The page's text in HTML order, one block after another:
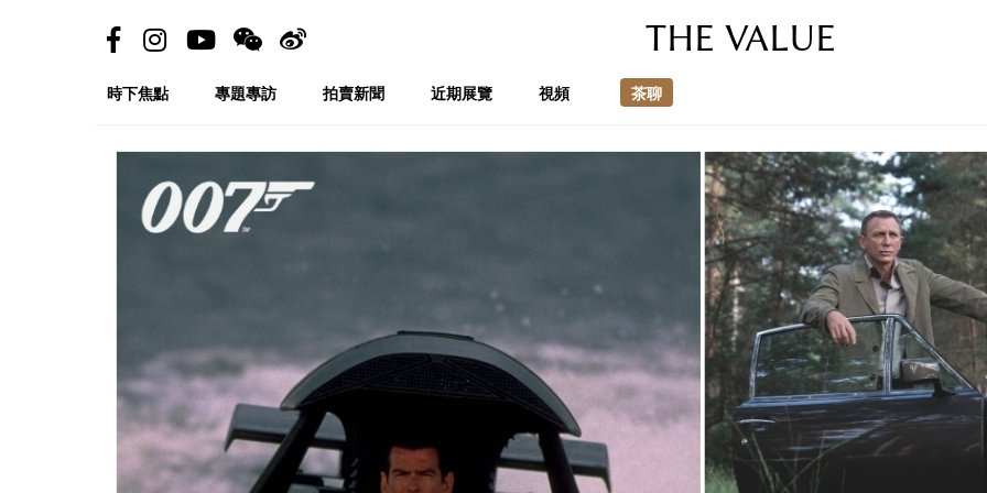
THE VALUE
時下焦點 專題專訪 拍賣新聞 近期展覽 視頻 茶聊